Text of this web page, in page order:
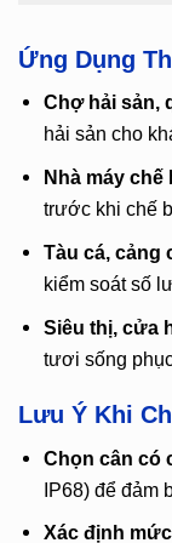
Ứng Dụng
Chợ hải sản,
hải sản cho
Nhà máy chế
trước khi chế
Tàu cá, cảng
kiểm soát số
Siêu thị, cửa
tươi sống
Lưu Ý Khi
Chọn cân có
IP68) để đảm
Xác định